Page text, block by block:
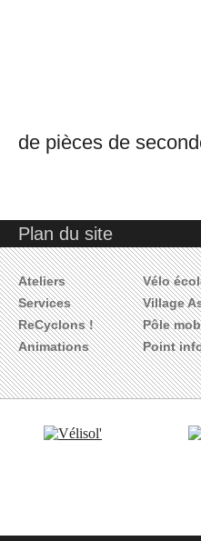
de pièces de
Plan du site
Ateliers
Services
ReCyclons !
Animations
Vélo
Village
Pôle
Point